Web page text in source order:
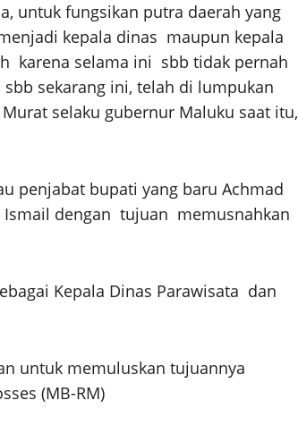
untuk fungsikan putra daerah yang
kepala dinas maupun kepala
karena selama ini sbb tidak pernah
sekarang ini, telah di lumpukan
selaku gubernur Maluku saat itu,
penjabat bupati yang baru Achmad
Ismail dengan tujuan memusnahkan
Kepala Dinas Parawisata dan
untuk memuluskan tujuannya
(MB-RM)